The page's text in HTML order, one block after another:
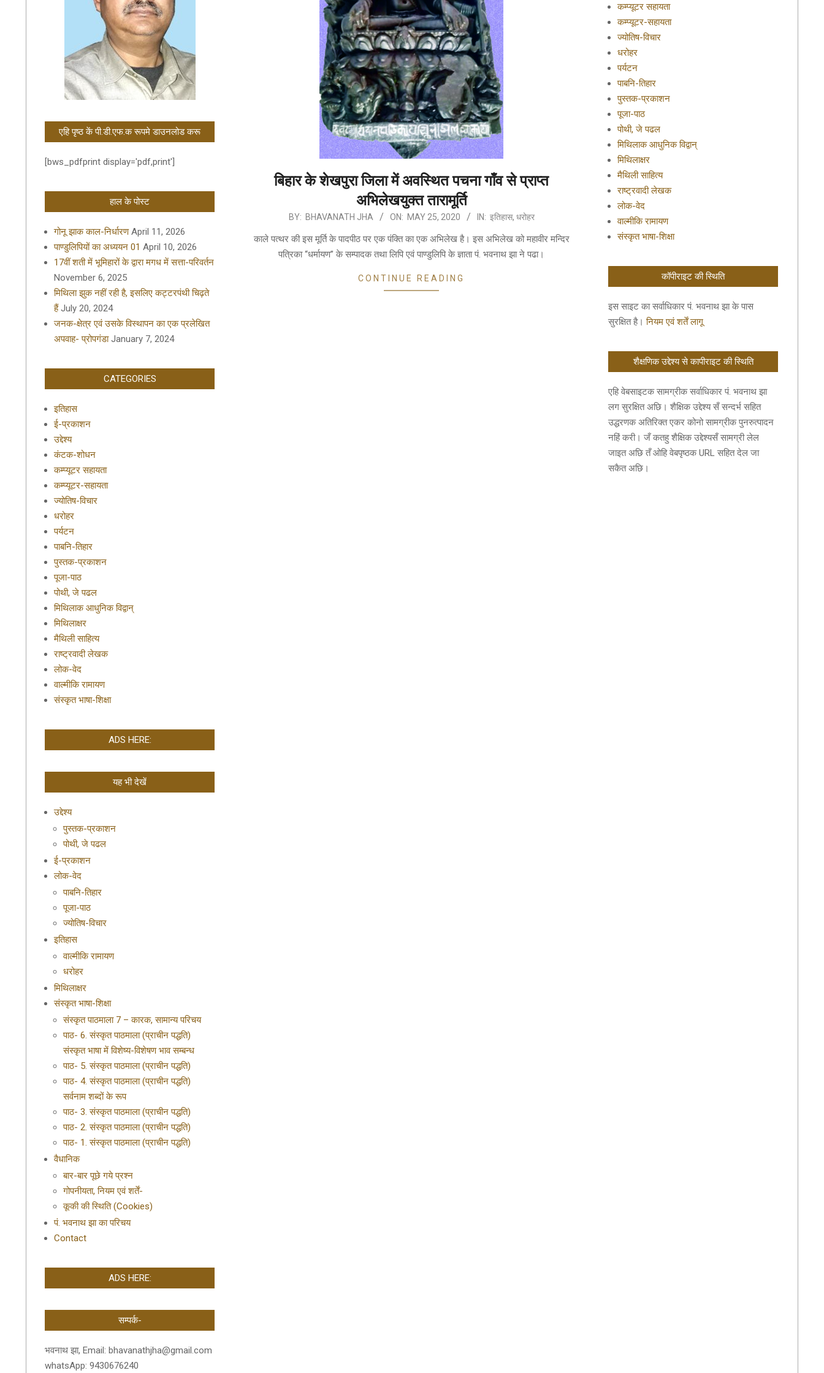
बिहार के शेखपुरा जिला में अवस्थित पचना गाँव से प्राप्त
अभिलेखयुक्त तारामूर्ति
BY: BHAVANATH JHA ON: MAY 25, 2020 IN: इतिहास, धरोहर
काले पत्थर की इस मूर्ति के पादपीठ पर एक पंक्ति का एक अभिलेख है। इस अभिलेख को महावीर मन्दिर
पत्रिका “धर्मायण” के सम्पादक तथा लिपि एवं पाण्डुलिपि के ज्ञाता पं. भवनाथ झा ने पढा।
CONTINUE READING
एहि पृष्ठ कें पी.डी.एफ.क रूपमे डाउनलोड करू
[bws_pdfprint display='pdf,print']
हाल के पोस्ट
गोनू झाक काल-निर्धारण April 11, 2026
पाण्डुलिपियों का अध्ययन 01 April 10, 2026
17वीं शती में भूमिहारों के द्वारा मगध में सत्ता-परिवर्तन
November 6, 2025
मिथिला झुक नहीं रही है, इसलिए कट्टरपंथी चिढ़ते
हैं July 20, 2024
जनक-क्षेत्र एवं उसके विस्थापन का एक प्रलेखित
अपवाह- प्रोपगंडा January 7, 2024
CATEGORIES
इतिहास
ई-प्रकाशन
उद्देश्य
कंटक-शोधन
कम्प्यूटर सहायता
कम्प्यूटर-सहायता
ज्योतिष-विचार
धरोहर
पर्यटन
पाबनि-तिहार
पुस्तक-प्रकाशन
पूजा-पाठ
पोथी, जे पढल
मिथिलाक आधुनिक विद्वान्
मिथिलाक्षर
मैथिली साहित्य
राष्ट्रवादी लेखक
लोक-वेद
वाल्मीकि रामायण
संस्कृत भाषा-शिक्षा
ADS HERE:
यह भी देखें
उद्देश्य
पुस्तक-प्रकाशन
पोथी, जे पढल
ई-प्रकाशन
लोक-वेद
पाबनि-तिहार
पूजा-पाठ
ज्योतिष-विचार
इतिहास
वाल्मीकि रामायण
धरोहर
मिथिलाक्षर
संस्कृत भाषा-शिक्षा
संस्कृत पाठमाला 7 – कारक, सामान्य परिचय
पाठ- 6. संस्कृत पाठमाला (प्राचीन पद्धति)
संस्कृत भाषा में विशेष्य-विशेषण भाव सम्बन्ध
पाठ- 5. संस्कृत पाठमाला (प्राचीन पद्धति)
पाठ- 4. संस्कृत पाठमाला (प्राचीन पद्धति)
सर्वनाम शब्दों के रूप
पाठ- 3. संस्कृत पाठमाला (प्राचीन पद्धति)
पाठ- 2. संस्कृत पाठमाला (प्राचीन पद्धति)
पाठ- 1. संस्कृत पाठमाला (प्राचीन पद्धति)
वैधानिक
बार-बार पूछे गये प्रश्न
गोपनीयता, नियम एवं शर्तें-
कूकी की स्थिति (Cookies)
पं. भवनाथ झा का परिचय
Contact
ADS HERE:
सम्पर्क-
भवनाथ झा, Email: bhavanathjha@gmail.com
whatsApp: 9430676240
कम्प्यूटर सहायता
कम्प्यूटर-सहायता
ज्योतिष-विचार
धरोहर
पर्यटन
पाबनि-तिहार
पुस्तक-प्रकाशन
पूजा-पाठ
पोथी, जे पढल
मिथिलाक आधुनिक विद्वान्
मिथिलाक्षर
मैथिली साहित्य
राष्ट्रवादी लेखक
लोक-वेद
वाल्मीकि रामायण
संस्कृत भाषा-शिक्षा
कॉपीराइट की स्थिति
इस साइट का सर्वाधिकार पं. भवनाथ झा के पास
सुरक्षित है।नियम एवं शर्तें लागू
शैक्षणिक उद्देश्य से कापीराइट की स्थिति
एहि वेबसाइटक सामग्रीक सर्वाधिकार पं. भवनाथ झा
लग सुरक्षित अछि। शैक्षिक उद्देश्य सँ सन्दर्भ सहित
उद्धरणक अतिरिक्त एकर कोनो सामग्रीक पुनरुत्पादन
नहिं करी। जँ कतहु शैक्षिक उद्देश्यसँ सामग्री लेल
जाइत अछि तँ ओहि वेबपृष्ठक URL सहित देल जा
सकैत अछि।